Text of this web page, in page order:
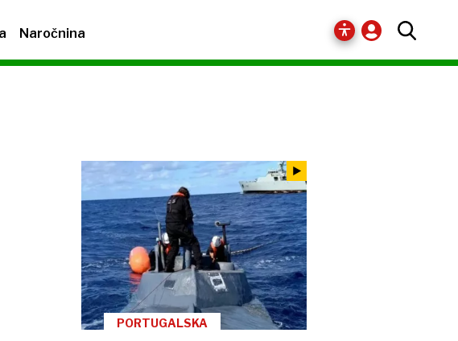
Naročnina
PORTUGALSKA